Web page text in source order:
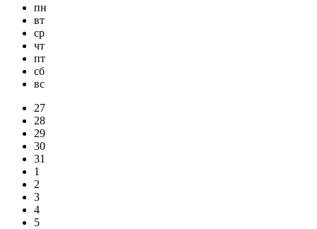
пн
вт
ср
чт
пт
сб
вс
27
28
29
30
31
1
2
3
4
5